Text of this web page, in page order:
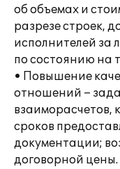
об объемах и
разрезе строек,
исполнителей за
по состоянию на
• Повышение
отношений –
взаиморасчетов,
сроков
документации;
договорной цены.